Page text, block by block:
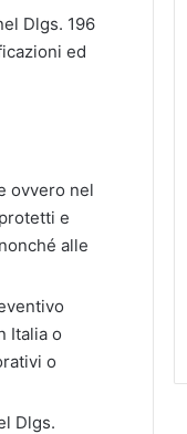
Dlgs. 196
ed
ovvero nel
e
alle
Italia o
o
Dlgs.